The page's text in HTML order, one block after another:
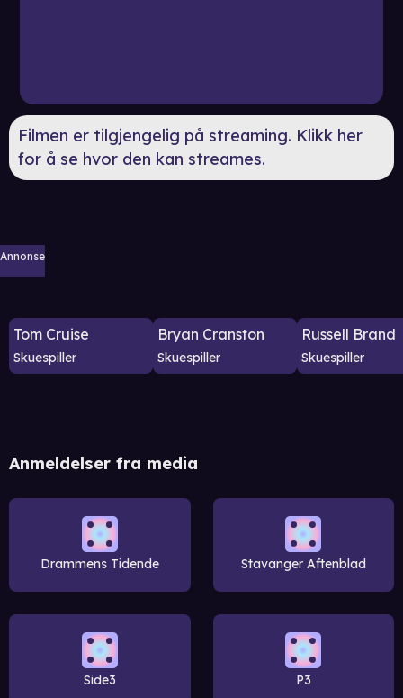
Filmen er tilgjengelig på streaming. Klikk her
for å se hvor den kan streames.
Annonse
Tom Cruise
Skuespiller
Bryan Cranston
Skuespiller
Russell Brand
Skuespiller
Anmeldelser fra media
Drammens Tidende Stavanger Aftenblad
Side3 P3